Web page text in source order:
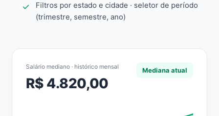
Filtros por estado e cidade · seletor de período
(trimestre, semestre, ano)
Salário mediano · histórico mensal
R$ 4.820,00
Mediana atual